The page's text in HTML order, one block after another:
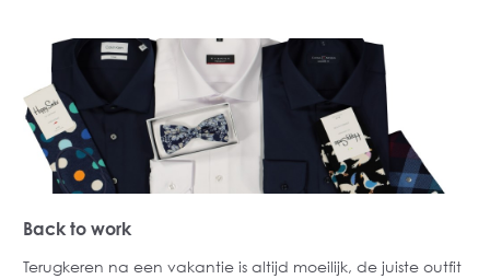
Back to work
Terugkeren na een vakantie is altijd moeilijk, de juiste outfit